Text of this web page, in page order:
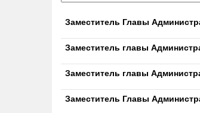
Заместитель Главы
Заместитель главы
Заместитель главы
Заместитель Главы